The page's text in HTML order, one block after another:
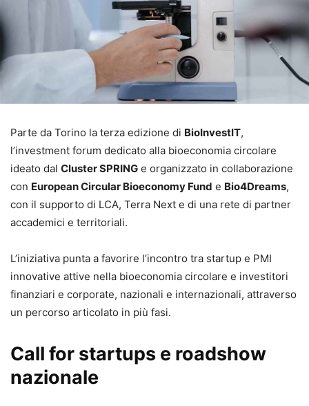
Parte da Torino la terza edizione di BioInvestIT,
l’investment forum dedicato alla bioeconomia circolare
ideato dal Cluster SPRING e organizzato in collaborazione
con European Circular Bioeconomy Fund e Bio4Dreams,
con il supporto di LCA, Terra Next e di una rete di partner
accademici e territoriali.
L’iniziativa punta a favorire l’incontro tra startup e PMI
innovative attive nella bioeconomia circolare e investitori
finanziari e corporate, nazionali e internazionali, attraverso
un percorso articolato in più fasi.
Call for startups e roadshow
nazionale